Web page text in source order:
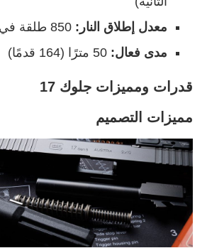
معدل إطلاق النار:
مدى فعال:
قدرات ومميزات جلوك 17
مميزات التصميم